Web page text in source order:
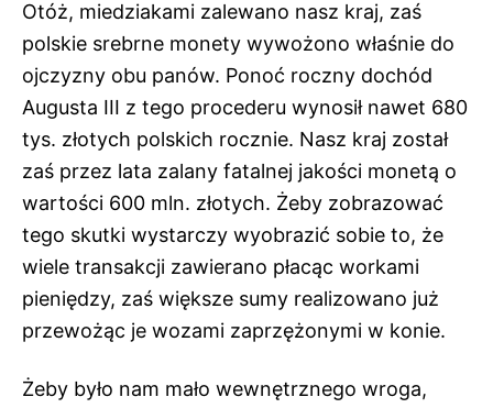
Otóż, miedziakami zalewano nasz kraj, zaś
polskie srebrne monety wywożono właśnie do
ojczyzny obu panów. Ponoć roczny dochód
Augusta III z tego procederu wynosił nawet 680
tys. złotych polskich rocznie. Nasz kraj został
zaś przez lata zalany fatalnej jakości monetą o
wartości 600 mln. złotych. Żeby zobrazować
tego skutki wystarczy wyobrazić sobie to, że
wiele transakcji zawierano płacąc workami
pieniędzy, zaś większe sumy realizowano już
przewożąc je wozami zaprzężonymi w konie.
Żeby było nam mało wewnętrznego wroga,